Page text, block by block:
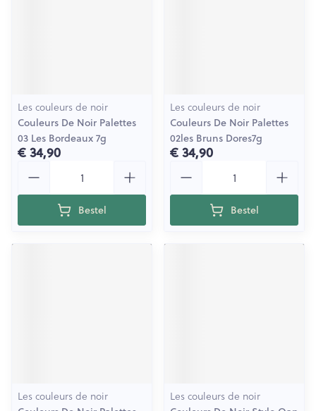
Les couleurs de noir
Couleurs De Noir Palettes
03 Les Bordeaux 7g
€ 34,90
Bestel
Les couleurs de noir
Couleurs De Noir Palettes
02les Bruns Dores7g
€ 34,90
Bestel
Les couleurs de noir
Les couleurs de noir